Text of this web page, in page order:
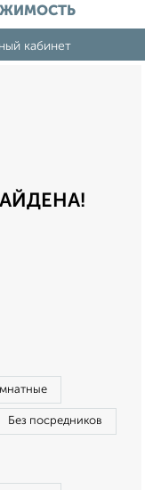
кабинет
Без посредников